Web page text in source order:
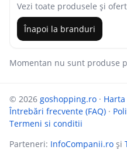
Vezi toate produsele și
Înapoi la branduri
Momentan nu sunt produse
© 2026 goshopping.ro ·
Întrebări frecvente (FAQ) ·
Termeni si conditii
Parteneri: InfoCompanii.ro și